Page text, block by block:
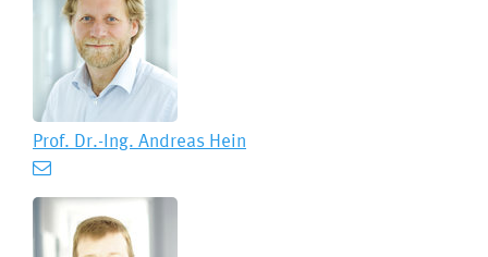
Prof. Dr.-Ing. Andreas Hein